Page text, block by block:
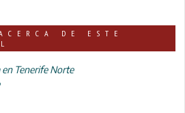
DE ESTE
Tenerife Norte